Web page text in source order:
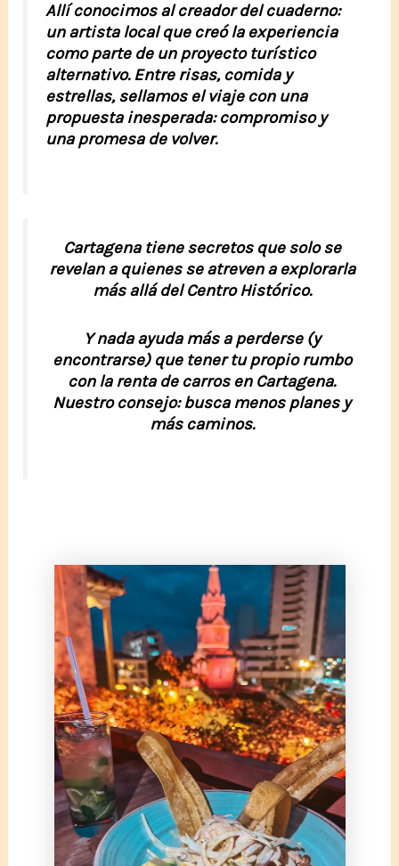
Allí conocimos al creador del cuaderno:
un artista local que creó la experiencia
como parte de un proyecto turístico
alternativo. Entre risas, comida y
estrellas, sellamos el viaje con una
propuesta inesperada: compromiso y
una promesa de volver.
Cartagena tiene secretos que solo se
revelan a quienes se atreven a explorarla
más allá del Centro Histórico.
Y nada ayuda más a perderse (y
encontrarse) que tener tu propio rumbo
con larenta de carros en Cartagena.
Nuestro consejo: busca menos planes y
más caminos.